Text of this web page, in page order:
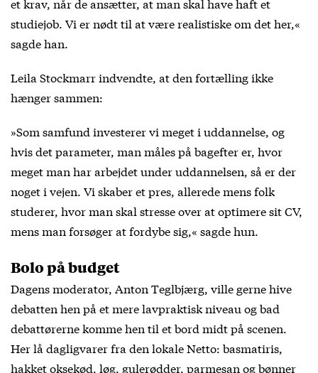
et krav, når de ansætter, at man skal have haft et
studiejob. Vi er nødt til at være realistiske om det her,«
sagde han.
Leila Stockmarr indvendte, at den fortælling ikke
hænger sammen:
»Som samfund investerer vi meget i uddannelse, og
hvis det parameter, man måles på bagefter er, hvor
meget man har arbejdet under uddannelsen, så er der
noget i vejen. Vi skaber et pres, allerede mens folk
studerer, hvor man skal stresse over at optimere sit CV,
mens man forsøger at fordybe sig,« sagde hun.
Bolo på budget
Dagens moderator, Anton Teglbjærg, ville gerne hive
debatten hen på et mere lavpraktisk niveau og bad
debattørerne komme hen til et bord midt på scenen.
Her lå dagligvarer fra den lokale Netto: basmatiris,
hakket oksekød, løg, gulerødder, parmesan og bønner